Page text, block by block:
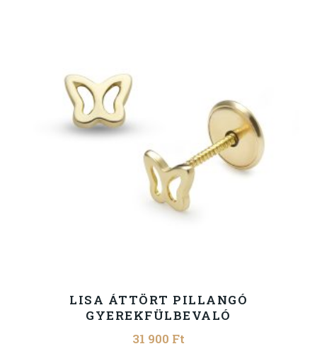
LISA ÁTTÖRT PILLANGÓ
GYEREKFÜLBEVALÓ
31 900 Ft